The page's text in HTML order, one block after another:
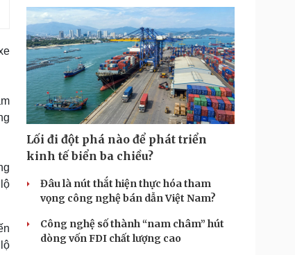
Lối đi đột phá nào để phát triển
kinh tế biển ba chiều?
Đâu là nút thắt hiện thực hóa tham
vọng công nghệ bán dẫn Việt Nam?
Công nghệ số thành “nam châm” hút
dòng vốn FDI chất lượng cao